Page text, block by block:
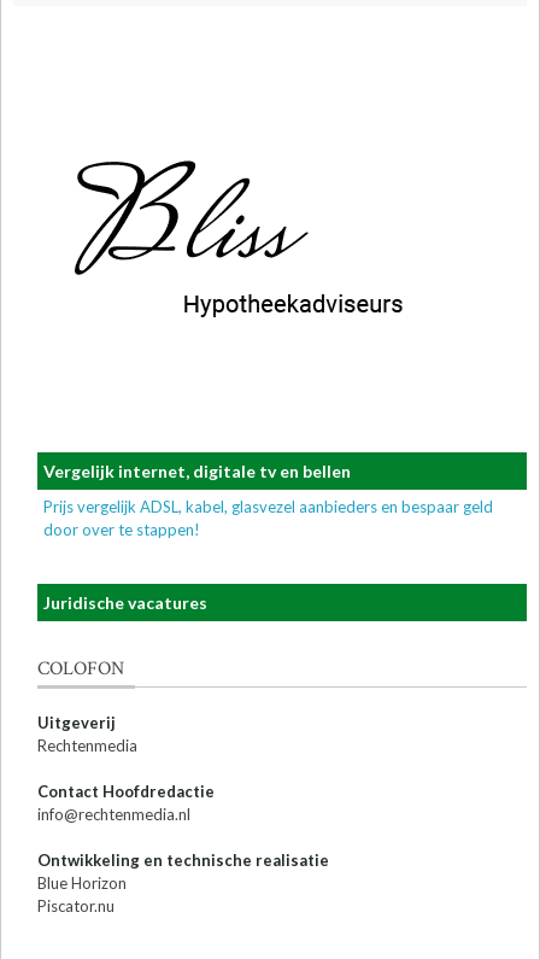
Vergelijk internet, digitale tv en bellen
Prijs vergelijk ADSL, kabel, glasvezel aanbieders en bespaar geld
door over te stappen!
Juridische vacatures
COLOFON
Uitgeverij
Rechtenmedia
Contact Hoofdredactie
info@rechtenmedia.nl
Ontwikkeling en technische realisatie
Blue Horizon
Piscator.nu